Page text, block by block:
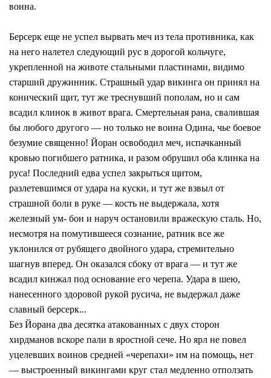
воина.
Берсерк еще не успел вырвать меч из тела противника, как
на него налетел следующий рус в дорогой кольчуге,
укрепленной на животе стальными пластинами, видимо
старший дружинник. Страшный удар викинга он принял на
конический щит, тут же треснувший пополам, но и сам
всадил клинок в живот врага. Смертельная рана, свалившая
бы любого другого — но только не воина Одина, чье боевое
безумие священно! Йоран освободил меч, испачканный
кровью погибшего ратника, и разом обрушил оба клинка на
руса! Последний едва успел закрыться щитом,
разлетевшимся от удара на куски, и тут же взвыл от
страшной боли в руке — кость не выдержала, хотя
железный ум- бон и наруч остановили вражескую сталь. Но,
несмотря на помутившееся сознание, ратник все же
уклонился от рубящего двойного удара, стремительно
шагнув вперед. Он оказался сбоку от врага — и тут же
всадил кинжал под основание его черепа. Удара в шею,
нанесенного здоровой рукой русича, не выдержал даже
славный берсерк...
Без Йорана два десятка атакованных с двух сторон
хирдманов вскоре пали в яростной сече. Но ярл не повел
уцелевших воинов средней «черепахи» им на помощь, нет
— выстроенный викингами круг стал медленно отползать